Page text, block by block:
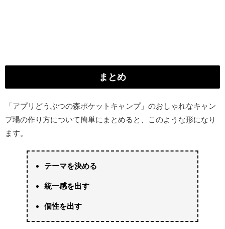
まとめ
「アプリどうぶつの森ポケットキャンプ」のおしゃれなキャン
プ場の作り方について簡単にまとめると、このような形になり
ます。
テーマを決める
統一感を出す
個性を出す